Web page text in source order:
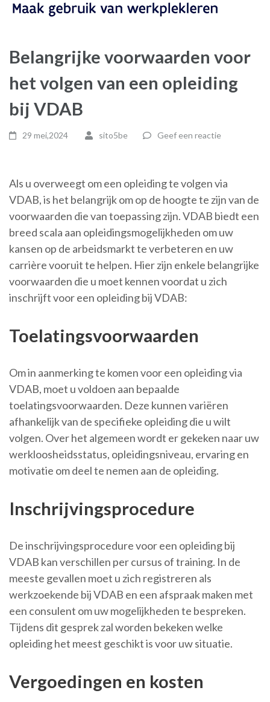
Belangrijke voorwaarden voor
het volgen van een opleiding
bij VDAB
29 mei,2024 sito5be Geef een reactie
Als u overweegt om een opleiding te volgen via
VDAB, is het belangrijk om op de hoogte te zijn van de
voorwaarden die van toepassing zijn. VDAB biedt een
breed scala aan opleidingsmogelijkheden om uw
kansen op de arbeidsmarkt te verbeteren en uw
carrière vooruit te helpen. Hier zijn enkele belangrijke
voorwaarden die u moet kennen voordat u zich
inschrijft voor een opleiding bij VDAB:
Toelatingsvoorwaarden
Om in aanmerking te komen voor een opleiding via
VDAB, moet u voldoen aan bepaalde
toelatingsvoorwaarden. Deze kunnen variëren
afhankelijk van de specifieke opleiding die u wilt
volgen. Over het algemeen wordt er gekeken naar uw
werkloosheidsstatus, opleidingsniveau, ervaring en
motivatie om deel te nemen aan de opleiding.
Inschrijvingsprocedure
De inschrijvingsprocedure voor een opleiding bij
VDAB kan verschillen per cursus of training. In de
meeste gevallen moet u zich registreren als
werkzoekende bij VDAB en een afspraak maken met
een consulent om uw mogelijkheden te bespreken.
Tijdens dit gesprek zal worden bekeken welke
opleiding het meest geschikt is voor uw situatie.
Vergoedingen en kosten